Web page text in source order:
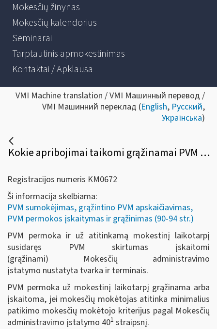
Mokesčių žinynas
Mokesčių kalendorius
Seminarai
Tarptautinis apmokestinimas
Kontaktai / Apklausa
VMI Machine translation / VMI Машинный перевод /
VMI Машинний переклад (English, Русский,
Українська)
Kokie apribojimai taikomi grąžinamai PVM sumai, susidariusiai už atitinkamą mokestinį laikotarpį?
Registracijos numeris KM0672
Ši informacija skelbiama:
PVM sumokėjimas, grąžintino PVM apskaičiavimas,
PVM permokos įskaitymas ir grąžinimas (90-94 str.)
PVM permoka ir už atitinkamą mokestinį laikotarpį
susidaręs PVM skirtumas įskaitomi
(grąžinami) Mokesčių administravimo
įstatymo nustatyta tvarka ir terminais.
PVM permoka už mokestinį laikotarpį grąžinama arba
įskaitoma, jei mokesčių mokėtojas atitinka minimalius
patikimo mokesčių mokėtojo kriterijus pagal Mokesčių
administravimo įstatymo 401 straipsnį.